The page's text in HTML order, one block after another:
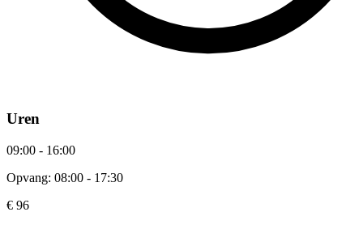
Uren
09:00 - 16:00
Opvang: 08:00 - 17:30
€ 96